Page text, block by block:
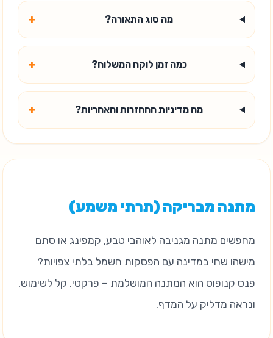
מה סוג התאורה? +
כמה זמן לוקח המשלוח? +
מה מדיניות ההחזרות והאחריות? +
מתנה מבריקה (תרתי משמע)
מחפשים מתנה מגניבה לאוהבי טבע, קמפינג או סתם
מישהו שחי במדינה עם הפסקות חשמל בלתי צפויות?
פנס קנופוס הוא המתנה המושלמת – פרקטי, קל לשימוש,
ונראה מדליק על המדף.